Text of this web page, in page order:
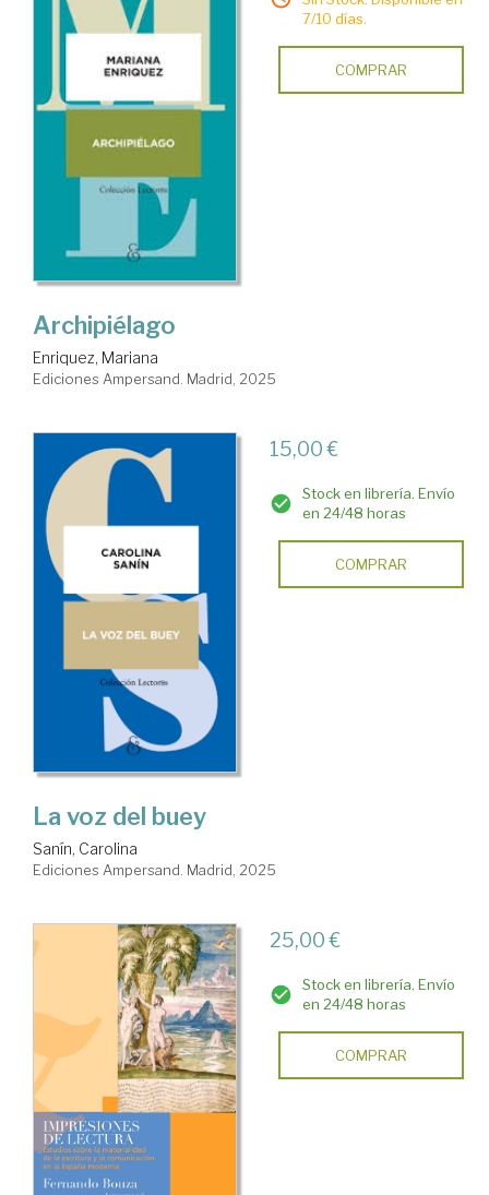
7/10 días.
COMPRAR
Archipiélago
Enriquez, Mariana
Ediciones Ampersand. Madrid, 2025
15,00 €
Stock en librería. Envío
en 24/48 horas
COMPRAR
La voz del buey
Sanín, Carolina
Ediciones Ampersand. Madrid, 2025
25,00 €
Stock en librería. Envío
en 24/48 horas
COMPRAR